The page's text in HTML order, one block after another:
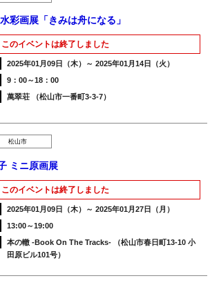
彩画展「きみは舟になる」
このイベントは終了しました
2025年01月09日（木）～ 2025年01月14日（火）
9：00～18：00
萬翠荘 （松山市一番町3‐3‐7）
松山市
ミニ原画展
このイベントは終了しました
2025年01月09日（木）～ 2025年01月27日（月）
13:00～19:00
本の轍 -Book On The Tracks- （松山市春日町13-10 小
田原ビル101号）